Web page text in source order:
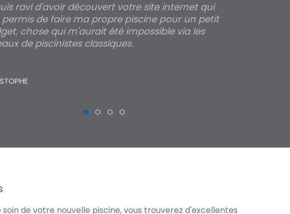
ravi d'avoir découvert votre site internet qui
de faire ma propre piscine pour un petit
chose qui m'aurait été impossible via les
de piscinistes classiques.
de votre nouvelle piscine, vous trouverez d'excellentes